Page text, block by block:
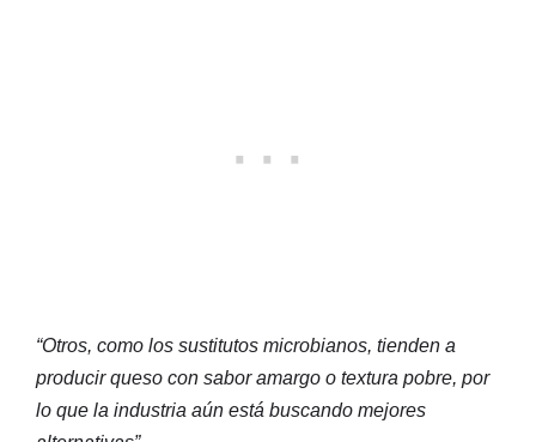
“Otros, como los sustitutos microbianos, tienden a
producir queso con sabor amargo o textura pobre, por
lo que la industria aún está buscando mejores